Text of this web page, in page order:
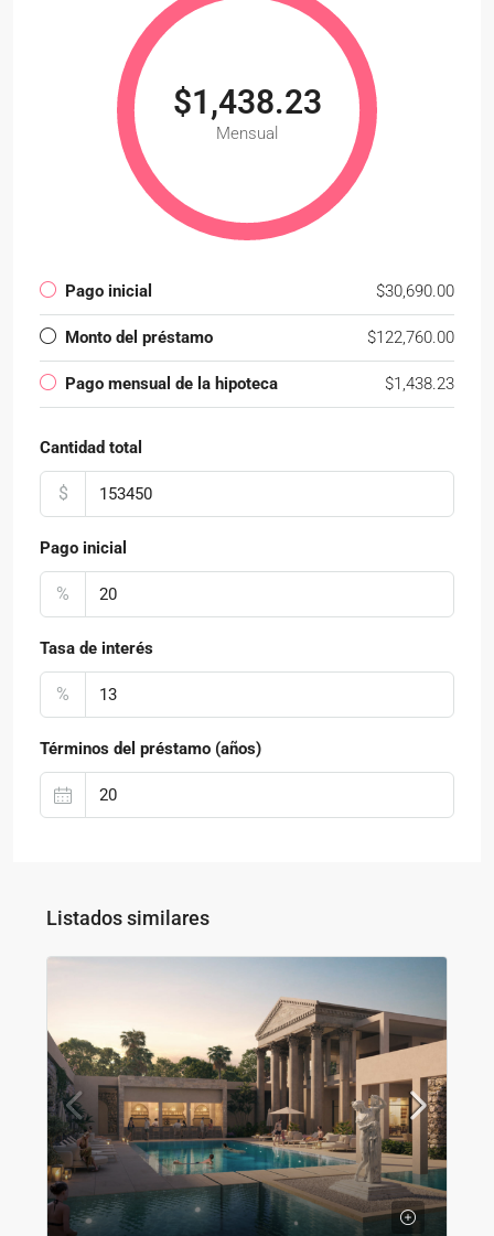
$1,438.23
Mensual
Pago inicial $30,690.00
Monto del préstamo $122,760.00
Pago mensual de la hipoteca $1,438.23
Cantidad total
$
Pago inicial
%
Tasa de interés
%
Términos del préstamo (años)
Listados similares